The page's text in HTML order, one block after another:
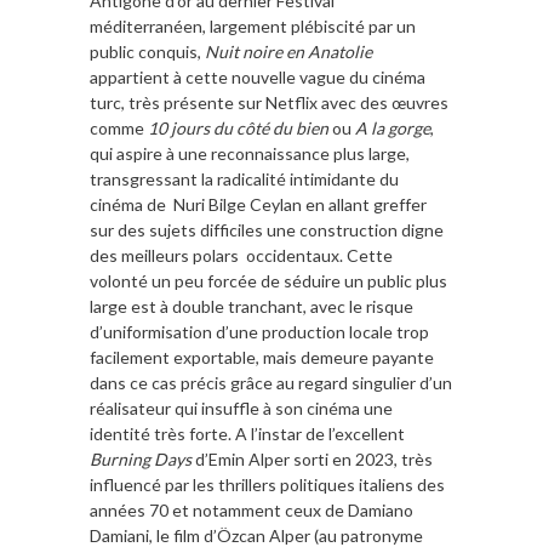
méditerranéen, largement plébiscité par un
public conquis, Nuit noire en Anatolie
appartient à cette nouvelle vague du cinéma
turc, très présente sur Netflix avec des œuvres
comme 10 jours du côté du bienou A la gorge,
qui aspire à une reconnaissance plus large,
transgressant la radicalité intimidante du
cinéma de Nuri Bilge Ceylan en allant greffer
sur des sujets difficiles une construction digne
des meilleurs polars occidentaux. Cette
volonté un peu forcée de séduire un public plus
large est à double tranchant, avec le risque
d’uniformisation d’une production locale trop
facilement exportable, mais demeure payante
dans ce cas précis grâce au regard singulier d’un
réalisateur qui insuffle à son cinéma une
identité très forte. A l’instar de l’excellent
Burning Daysd’Emin Alper sorti en 2023, très
influencé par les thrillers politiques italiens des
années 70 et notamment ceux de Damiano
Damiani, le film d’Özcan Alper (au patronyme